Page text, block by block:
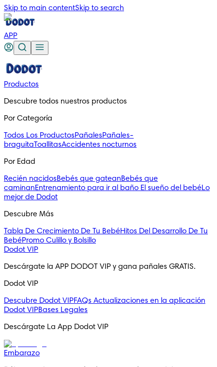
Skip to main contentSkip to search
APP
Productos
Descubre todos nuestros productos
Por Categoría
Todos Los ProductosPañalesPañales-
braguitaToallitasAccidentes nocturnos
Por Edad
Recién nacidosBebés que gateanBebés que
caminanEntrenamiento para ir al baño El sueño del bebéLo
mejor de Dodot
Descubre Más
Tabla De Crecimiento De Tu BebéHitos Del Desarrollo De Tu
BebéPromo Culillo y Bolsillo
Dodot VIP
Descárgate la APP DODOT VIP y gana pañales GRATIS.
Dodot VIP
Descubre Dodot VIPFAQs Actualizaciones en la aplicación
Dodot VIPBases Legales
Descárgate La App Dodot VIP
Embarazo